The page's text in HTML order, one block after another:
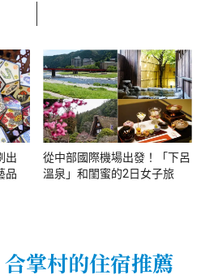
出
品
從中部國際機場出發！「下呂
溫泉」和閨蜜的2日女子旅
掌村的住宿推薦